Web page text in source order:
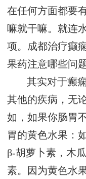
在任何方面都要
嘛就干嘛。就连
项。成都治疗癫
果药注意哪些问
其实对于癫
其他的疾病，无
如，如果你肠胃
胃的黄色水果：
β-胡萝卜素，木
素。因为黄色水